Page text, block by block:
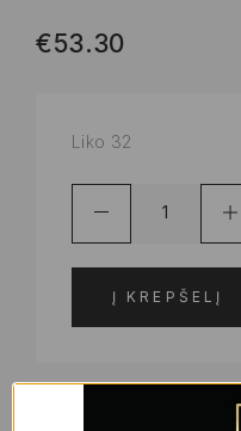
€53.30
Liko 32
Į KREPŠELĮ